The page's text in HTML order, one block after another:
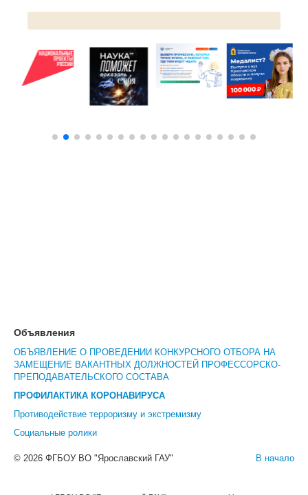
Объявления
ОБЪЯВЛЕНИЕ О ПРОВЕДЕНИИ КОНКУРСНОГО ОТБОРА НА
ЗАМЕЩЕНИЕ ВАКАНТНЫХ ДОЛЖНОСТЕЙ ПРОФЕССОРСКО-
ПРЕПОДАВАТЕЛЬСКОГО СОСТАВА
ПРОФИЛАКТИКА КОРОНАВИРУСА
Противодействие терроризму и экстремизму
Социальные ролики
В начало
© 2026 ФГБОУ ВО "Ярославский ГАУ"